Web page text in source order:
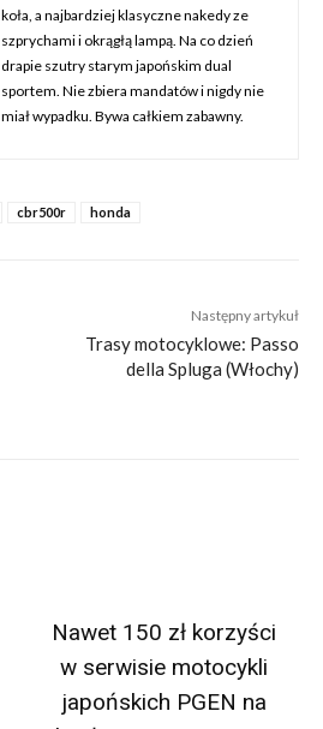
koła, a najbardziej klasyczne nakedy ze
szprychami i okrągłą lampą. Na co dzień
drapie szutry starym japońskim dual
sportem. Nie zbiera mandatów i nigdy nie
miał wypadku. Bywa całkiem zabawny.
cbr500r honda
Następny artykuł
Trasy motocyklowe: Passo
della Spluga (Włochy)
Nawet 150 zł korzyści
w serwisie motocykli
japońskich PGEN na